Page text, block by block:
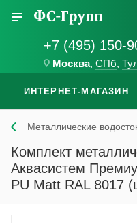
+7 (495) 150-
Москва, СПб,
ИНТЕРНЕТ-МАГАЗИН
Металлические
Комплект
Аквасистем
PU Matt RAL 8017